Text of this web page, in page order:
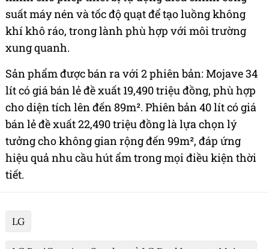
suất máy nén và tốc độ quạt để tạo luồng không
khí khô ráo, trong lành phù hợp với môi trường
xung quanh.
Sản phẩm được bán ra với 2 phiên bản: Mojave 34
lít có giá bán lẻ đề xuất 19,490 triệu đồng, phù hợp
cho diện tích lên đến 89m². Phiên bản 40 lít có giá
bán lẻ đề xuất 22,490 triệu đồng là lựa chọn lý
tưởng cho không gian rộng đến 99m², đáp ứng
hiệu quả nhu cầu hút ẩm trong mọi điều kiện thời
tiết.
LG